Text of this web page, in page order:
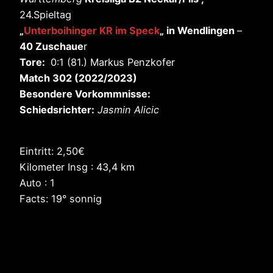
24.Spieltag
„Unterboihinger KR im Speck„ in Wendlingen –
40 Zuschauer
Tore: 0:1 (81.) Markus Penzkofer
Match 302 (2022/2023)
Besondere Vorkommnisse:
Schiedsrichter: Jasmin Alicic
Eintritt: 2,50€
Kilometer Insg : 43,4 km
Auto : 1
Facts: 19° sonnig